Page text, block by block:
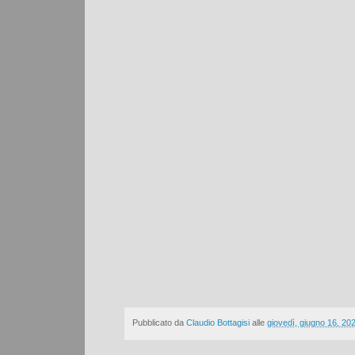
Pubblicato da Claudio Bottagisi alle giovedì, giugno 16,